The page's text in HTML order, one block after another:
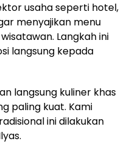
usaha seperti hotel,
menyajikan menu
Langkah ini
langsung kepada
langsung kuliner khas
paling kuat. Kami
ini dilakukan